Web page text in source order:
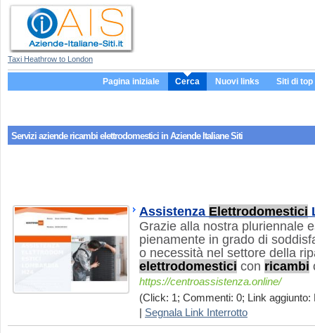
Taxi Heathrow to London
Pagina iniziale Cerca Nuovi links Siti di top
Servizi aziende ricambi elettrodomestici in Aziende Italiane Siti
Assistenza Elettrodomestici
Grazie alla nostra pluriennale
pienamente in grado di
o necessità nel settore della
elettrodomestici con ricambi
https://centroassistenza.online/
(Click: 1; Commenti: 0; Link aggiunto:
Segnala Link Interrotto